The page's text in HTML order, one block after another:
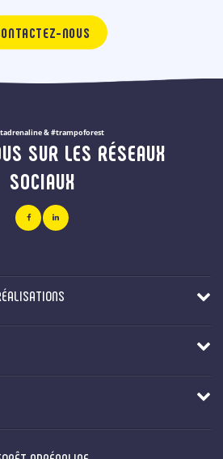
NOUS
& #trampoforest
SUR LES RÉSEAUX
SOCIAUX